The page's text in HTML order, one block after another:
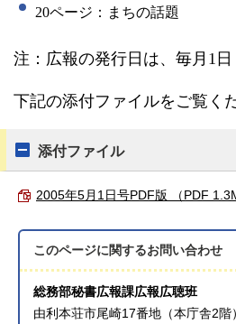
20ページ：まちの話題
注： 広報の発行日は、毎月1日
下記の添付ファイルをご覧く
添付ファイル
2005年5月1日号PDF版 （PDF
このページに関するお問い合わせ
総務部秘書広報課広報広聴班
由利本荘市尾崎17番地（本庁舎2階